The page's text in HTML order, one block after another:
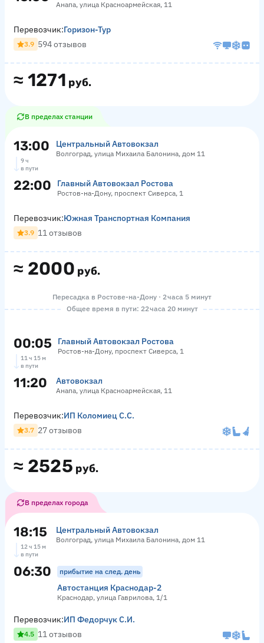
Анапа, улица Красноармейская, 11
≈ 1271 руб.
Перевозчик:Горизон-Тур
3.9 594 отзывов
В пределах станции
13:00 Центральный Автовокзал
Волгоград, улица Михаила Балонина, дом 11
9 ч
в пути
22:00 Главный Автовокзал Ростова
Ростов-на-Дону, проспект Сиверса, 1
≈ 2000 руб.
Перевозчик:Южная Транспортная Компания
3.9 11 отзывов
Пересадка в Ростове-на-Дону · 2 часа 5 минут
Общее время в пути: 22 часа 20 минут
00:05 Главный Автовокзал Ростова
Ростов-на-Дону, проспект Сиверса, 1
11 ч 15 м
в пути
11:20 Автовокзал
Анапа, улица Красноармейская, 11
≈ 2525 руб.
Перевозчик:ИП Коломиец С.С.
3.7 27 отзывов
В пределах города
18:15 Центральный Автовокзал
Волгоград, улица Михаила Балонина, дом 11
12 ч 15 м
в пути
06:30 прибытие на след. день
Автостанция Краснодар-2
Краснодар, улица Гаврилова, 1/1
Перевозчик:ИП Федорчук С.И.
4.5 11 отзывов